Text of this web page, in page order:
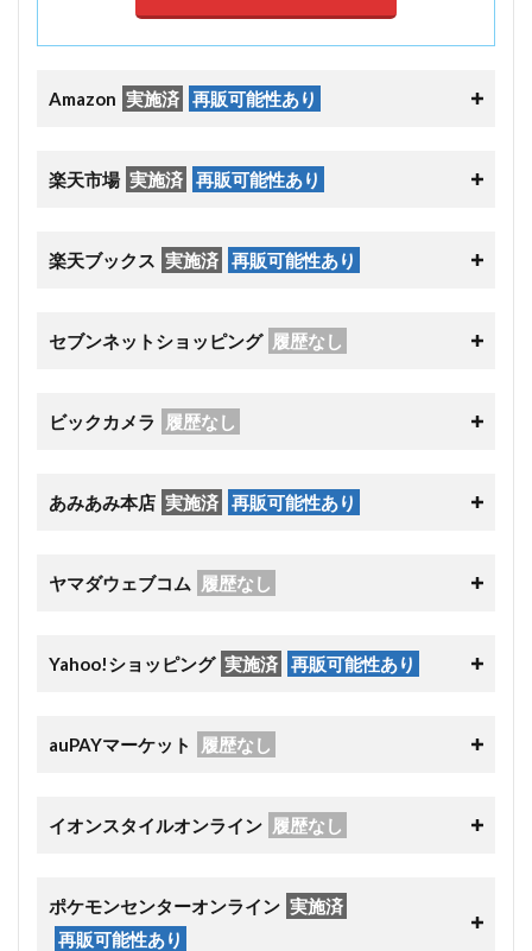
Amazon 実施済 再販可能性あり
楽天市場 実施済 再販可能性あり
楽天ブックス 実施済 再販可能性あり
セブンネットショッピング 履歴なし
ビックカメラ 履歴なし
あみあみ本店 実施済 再販可能性あり
ヤマダウェブコム 履歴なし
Yahoo!ショッピング 実施済 再販可能性あり
auPAYマーケット 履歴なし
イオンスタイルオンライン 履歴なし
ポケモンセンターオンライン 実施済
再販可能性あり